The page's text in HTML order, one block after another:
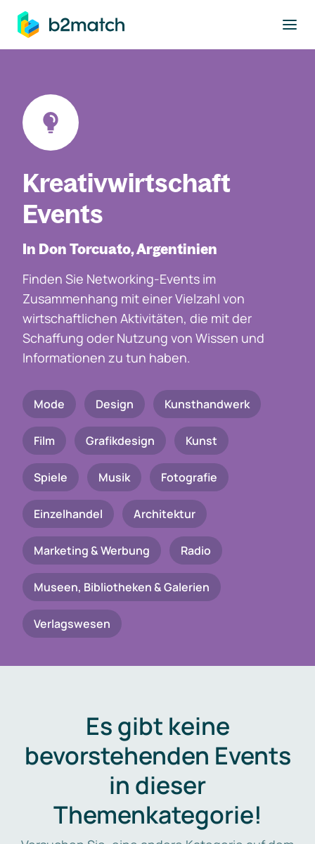
springen
Kreativwirtschaft
Events
In Don Torcuato, Argentinien
Finden Sie Networking-Events im
Zusammenhang mit einer Vielzahl von
wirtschaftlichen Aktivitäten, die mit der
Schaffung oder Nutzung von Wissen und
Informationen zu tun haben.
Mode Design Kunsthandwerk
Film Grafikdesign Kunst
Spiele Musik Fotografie
Einzelhandel Architektur
Marketing & Werbung Radio
Museen, Bibliotheken & Galerien
Verlagswesen
Es gibt keine
bevorstehenden Events
in dieser
Themenkategorie!